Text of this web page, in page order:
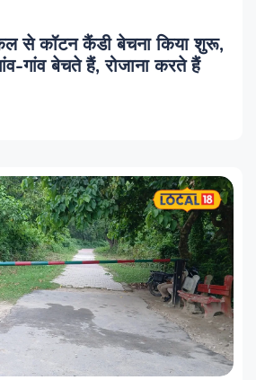
से कॉटन कैंडी बेचना किया शुरू,
गांव बेचते हैं, रोजाना करते हैं